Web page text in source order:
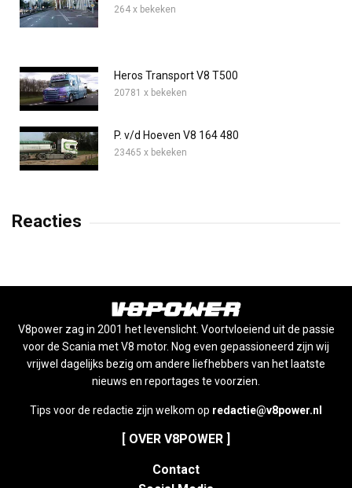
264 x bekeken
Heros Transport V8 T500
20781 x bekeken
P. v/d Hoeven V8 164 480
23465 x bekeken
Reacties
V8power zag in 2001 het levenslicht. Voortvloeiend uit de passie
voor de Scania met V8 motor. Nog even gepassioneerd zijn wij
vrijwel dagelijks bezig om andere liefhebbers van het laatste
nieuws en reportages te voorzien.
Tips voor de redactie zijn welkom op redactie@v8power.nl
[ OVER V8POWER ]
Contact